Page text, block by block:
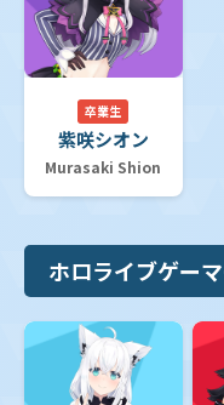
【hSD04】スター
【hSD03】スター
【hSD02】スター
【hSD01】スタ
卒業生
紫咲シオン
Murasaki Shion
ホロライブゲー